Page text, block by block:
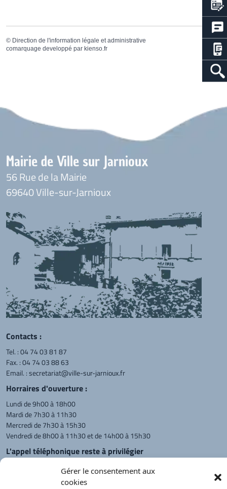
Gérer le consentement aux
cookies
© Direction de l'information légale et administrative
comarquage developpé par kienso.fr
Mairie de Ville sur Jarnioux
56 Rue de la Mairie
69640 Ville-sur-Jarnioux
Contacts :
Tel. :04 74 03 81 87
Fax. : 04 74 03 88 63
Email. :secretariat@ville-sur-jarnioux.fr
Horraires d'ouverture :
Lundi de 9h00 à 18h00
Mardi de 7h30 à 11h30
Mercredi de 7h30 à 15h30
Vendredi de 8h00 à 11h30 et de 14h00 à 15h30
L'appel téléphonique reste à privilégier
Monsieur le Maire et les adjoints
reçoivent sur rendez-vous.